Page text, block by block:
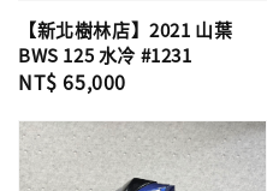
【新北樹林店】2021 山葉
BWS 125 水冷 #1231
Regular
NT$ 65,000